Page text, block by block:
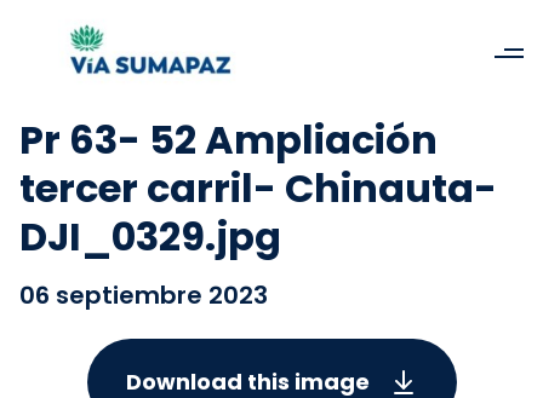
Pr 63- 52 Ampliación
tercer carril- Chinauta-
DJI_0329.jpg
06 septiembre 2023
Download this image